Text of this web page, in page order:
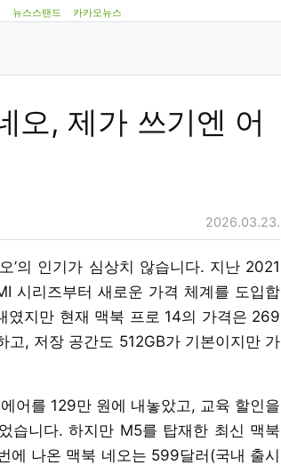
뉴스스탠드 카카오뉴스
오, 제가 쓰기엔 어
2026.03.23.
’의 인기가 심상치 않습니다. 지난 2021
시리즈부터 새로운 가격 체계를 도입합
였지만 현재 맥북 프로 14의 가격은 269
고, 저장 공간도 512GB가 기본이지만 가
어를 129만 원에 내놓았고, 교육 할인을
습니다. 하지만 M5를 탑재한 최신 맥북
에 나온 맥북 네오는 599달러(국내 출시